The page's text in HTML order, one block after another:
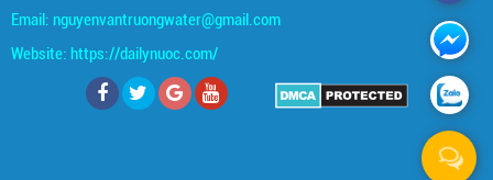
Email: nguyenvantruongwater@gmail.com
Website: https://dailynuoc.com/